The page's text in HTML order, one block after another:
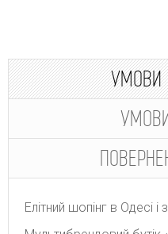
УМОВИ
Елітний шопінг в Одесі і